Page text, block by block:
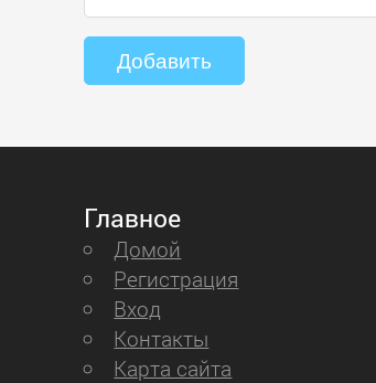
Главное
Домой
Регистрация
Вход
Контакты
Карта сайта